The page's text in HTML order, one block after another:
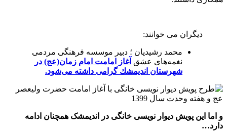
دیگران می خوانند:
محمد رشیدیان ؛ دبير موسسه فرهنگی مردمی
نغمه‌های عشق آغاز امامت امام زمان(عج) در
شهرستان انديمشك گرامی داشته می‌شود.
و اما این پویش دیوار نویسی خانگی در اندیمشک همچنان ادامه
دارد…